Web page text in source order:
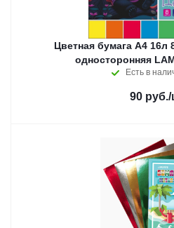
Цветная бумага А4 16л
односторонняя
Есть в
90 руб./